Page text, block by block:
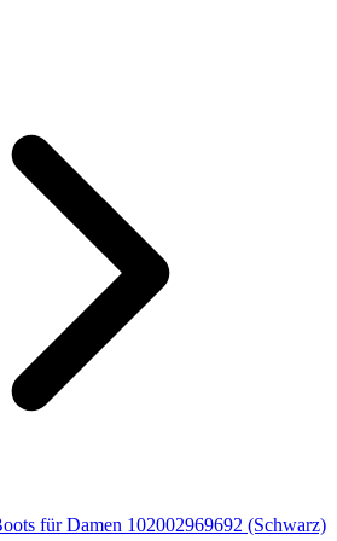
für Damen 102002969692 (Schwarz)